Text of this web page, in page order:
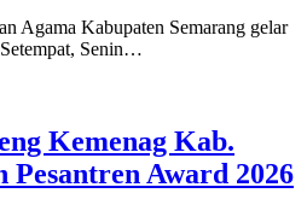
Agama Kabupaten Semarang gelar
Senin…
Kemenag Kab.
Pesantren Award 2026